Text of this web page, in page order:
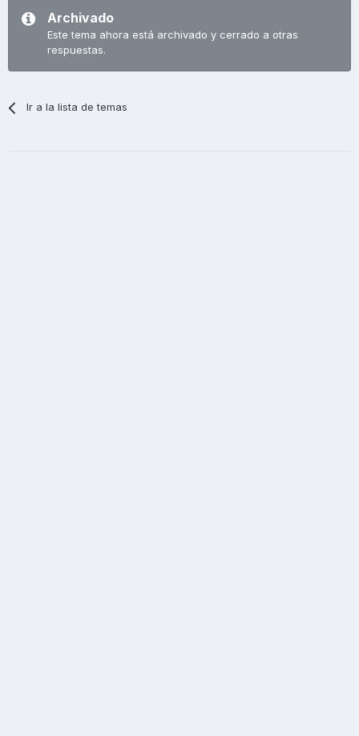
Archivado
Este tema ahora está archivado y cerrado a otras
respuestas.
Ir a la lista de temas